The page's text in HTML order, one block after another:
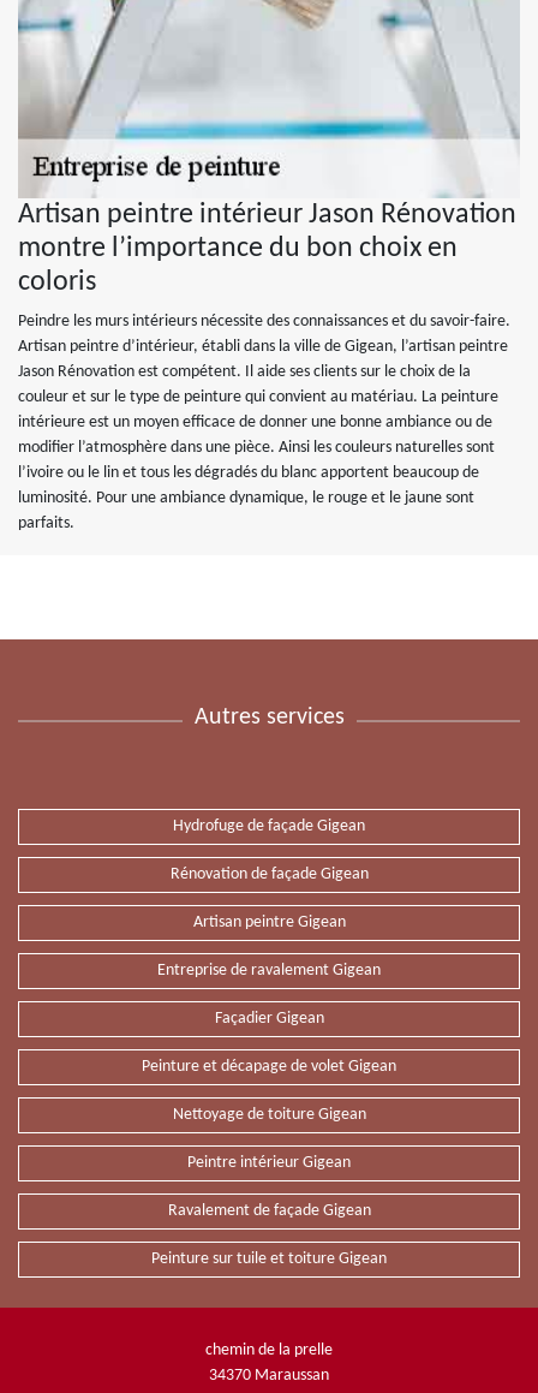
Artisan peintre intérieur Jason Rénovation
montre l’importance du bon choix en
coloris
Peindre les murs intérieurs nécessite des connaissances et du savoir-faire.
Artisan peintre d’intérieur, établi dans la ville de Gigean, l’artisan peintre
Jason Rénovation est compétent. Il aide ses clients sur le choix de la
couleur et sur le type de peinture qui convient au matériau. La peinture
intérieure est un moyen efficace de donner une bonne ambiance ou de
modifier l’atmosphère dans une pièce. Ainsi les couleurs naturelles sont
l’ivoire ou le lin et tous les dégradés du blanc apportent beaucoup de
luminosité. Pour une ambiance dynamique, le rouge et le jaune sont
parfaits.
Autres services
Hydrofuge de façade Gigean
Rénovation de façade Gigean
Artisan peintre Gigean
Entreprise de ravalement Gigean
Façadier Gigean
Peinture et décapage de volet Gigean
Nettoyage de toiture Gigean
Peintre intérieur Gigean
Ravalement de façade Gigean
Peinture sur tuile et toiture Gigean
chemin de la prelle
34370 Maraussan